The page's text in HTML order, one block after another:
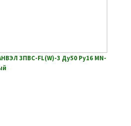
ЗПВС-FL(W)-3 Ду50 Ру16 MN-